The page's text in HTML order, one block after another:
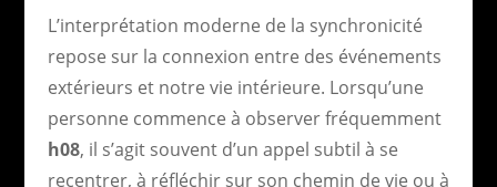
L’interprétation moderne de la synchronicité
repose sur la connexion entre des événements
extérieurs et notre vie intérieure. Lorsqu’une
personne commence à observer fréquemment
h08, il s’agit souvent d’un appel subtil à se
recentrer, à réfléchir sur son chemin de vie ou à